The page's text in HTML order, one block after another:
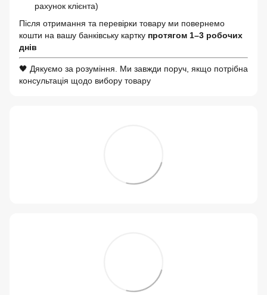
рахунок клієнта)
Після отримання та перевірки товару ми повернемо
кошти на вашу банківську картку протягом 1–3 робочих
днів
🖤 Дякуємо за розуміння. Ми завжди поруч, якщо потрібна
консультація щодо вибору товару